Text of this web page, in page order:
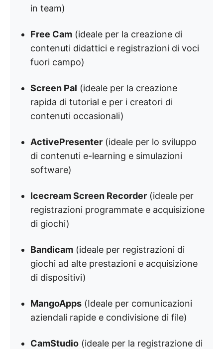
in team)
Free Cam (ideale per la creazione di
contenuti didattici e registrazioni di voci
fuori campo)
Screen Pal (ideale per la creazione
rapida di tutorial e per i creatori di
contenuti occasionali)
ActivePresenter (ideale per lo sviluppo
di contenuti e-learning e simulazioni
software)
Icecream Screen Recorder (ideale per
registrazioni programmate e acquisizione
di giochi)
Bandicam (ideale per registrazioni di
giochi ad alte prestazioni e acquisizione
di dispositivi)
MangoApps (Ideale per comunicazioni
aziendali rapide e condivisione di file)
CamStudio (ideale per la registrazione di